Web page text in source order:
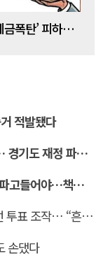
[박주현 작가칼럼] 취득가액 리셋해 ‘세금폭탄’ 피하는 강남 주택 보유자들… “이것은 국가 주도 상식 붕괴 현장”
적발됐다
[박주현 작가칼럼] “왜 말 못 하나 … 경기도 재정 파탄의 진짜 원인을”
[이인호 교수 인터뷰] “선관위부터 파고들어야…책임자 직접 고발하라”
[박다니엘 칼럼] 폭로된 제22대 총선 투표 조작… “흔들리는 가짜 국회의원들”
손댔다